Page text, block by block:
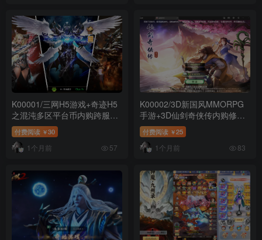
K00001/三网H5游戏+奇迹H5
之混沌多区平台币内购跨服版
+Linux手工服务端+商城官网
+代理后台+GM加币授权后台
+详细搭建教程+视频演示
付费阅读 ￥30
1个月前 57
K00002/3D新国风MMORPG
手游+3D仙剑奇侠传内购修复
版+Linux手工服务端+GM授权
后台+安卓+详细搭建教程+教
程演示
付费阅读 ￥25
1个月前 83